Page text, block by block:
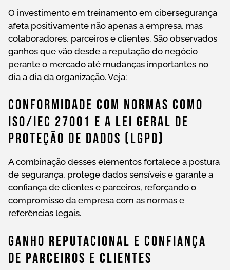
O investimento em treinamento em cibersegurança
afeta positivamente não apenas a empresa, mas
colaboradores, parceiros e clientes. São observados
ganhos que vão desde a reputação do negócio
perante o mercado até mudanças importantes no
dia a dia da organização. Veja:
Conformidade Com Normas Como
ISO/IEC 27001 E A Lei Geral De
Proteção De Dados (LGPD)
A combinação desses elementos fortalece a postura
de segurança, protege dados sensíveis e garante a
confiança de clientes e parceiros, reforçando o
compromisso da empresa com as normas e
referências legais.
Ganho Reputacional E Confiança
De Parceiros E Clientes